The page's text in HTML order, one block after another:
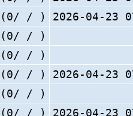
(0/ / )
2026-04-
(0/ / )
(0/ / )
(0/ / )
2026-04-
(0/ / )
(0/ / ) 2026-04-